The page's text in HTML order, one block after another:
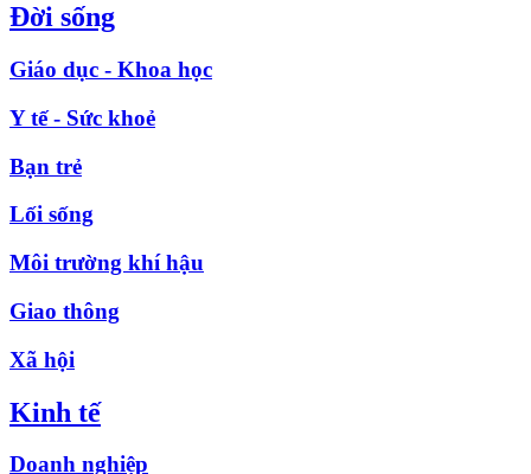
Đời sống
Giáo dục - Khoa học
Y tế - Sức khoẻ
Bạn trẻ
Lối sống
Môi trường khí hậu
Giao thông
Xã hội
Kinh tế
Doanh nghiệp